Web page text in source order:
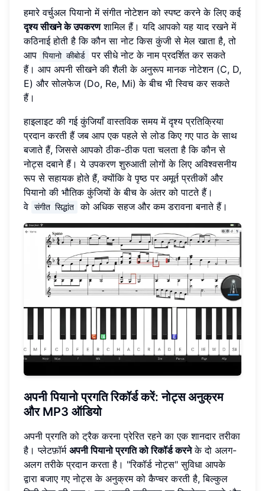
हमारे वर्चुअल पियानो में संगीत नोटेशन को स्पष्ट करने के लिए कई
दृश्य सीखने के उपकरणशामिल हैं। यदि आपको यह याद रखने में
कठिनाई होती है कि कौन सा नोट किस कुंजी से मेल खाता है, तो
आप
पियानो कीबोर्ड
पर सीधे नोट के नाम प्रदर्शित कर सकते
हैं। आप अपनी सीखने की शैली के अनुरूप मानक नोटेशन (C, D,
E) और सोलफेज (Do, Re, Mi) के बीच भी स्विच कर सकते
हैं।
हाइलाइट की गई कुंजियाँ वास्तविक समय में दृश्य प्रतिक्रिया
प्रदान करती हैं जब आप एक पहले से लोड किए गए पाठ के साथ
बजाते हैं, जिससे आपको ठीक-ठीक पता चलता है कि कौन से
नोट्स दबाने हैं। ये उपकरण शुरुआती लोगों के लिए अविश्वसनीय
रूप से सहायक होते हैं, क्योंकि वे पृष्ठ पर अमूर्त प्रतीकों और
पियानो की भौतिक कुंजियों के बीच के अंतर को पाटते हैं।
वे
संगीत सिद्धांत को अधिक सहज और कम डरावना बनाते हैं।
अपनी पियानो प्रगति रिकॉर्ड करें: नोट्स अनुक्रम
और MP3 ऑडियो
अपनी प्रगति को ट्रैक करना प्रेरित रहने का एक शानदार तरीका
है। प्लेटफ़ॉर्म अपनी पियानो प्रगति को रिकॉर्ड करनेके दो अलग-
अलग तरीके प्रदान करता है। "रिकॉर्ड नोट्स" सुविधा आपके
द्वारा बजाए गए नोट्स के अनुक्रम को कैप्चर करती है, बिल्कुल